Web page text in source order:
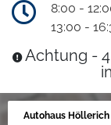
8:00 -
13:00 -
Achtung -
Autohaus Höllerich